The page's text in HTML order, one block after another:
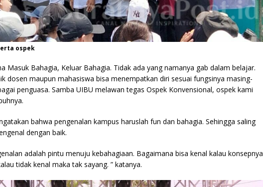
ospek
Masuk Bahagia, Keluar Bahagia. Tidak ada yang namanya gab dalam belajar.
dosen maupun mahasiswa bisa menempatkan diri sesuai fungsinya masing-
penguasa. Samba UIBU melawan tegas Ospek Konvensional, ospek kami
bahwa pengenalan kampus haruslah fun dan bahagia. Sehingga saling
dengan baik.
adalah pintu menuju kebahagiaan. Bagaimana bisa kenal kalau konsepnya
tidak kenal maka tak sayang. ” katanya.